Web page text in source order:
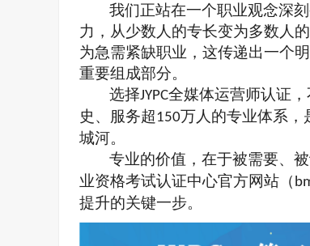
我们正站在一个职业观念深
力，从少数人的专长变为多数人
为急需紧缺职业，这传递出一个
重要组成部分。
选择JYPC全媒体运营师认证
史、服务超150万人的专业体系，
城河。
专业的价值，在于被需要、
业资格考试认证中心官方网站（
提升的关键一步。